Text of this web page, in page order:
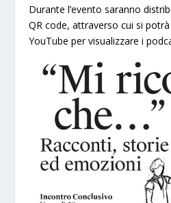
Durante l’evento saranno
QR code, attraverso cui si
YouTube per visualizzare i